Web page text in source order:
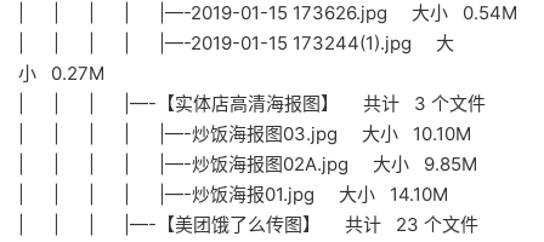
| | | | |—-2019-01-15 173626.jpg 大小 0.54M
| | | | |—-2019-01-15 173244(1).jpg 大
小 0.27M
| | | |—-【实体店高清海报图】 共计 3 个文件
| | | | |—-炒饭海报图03.jpg 大小 10.10M
| | | | |—-炒饭海报图02A.jpg 大小 9.85M
| | | | |—-炒饭海报01.jpg 大小 14.10M
| | | |—-【美团饿了么传图】 共计 23 个文件